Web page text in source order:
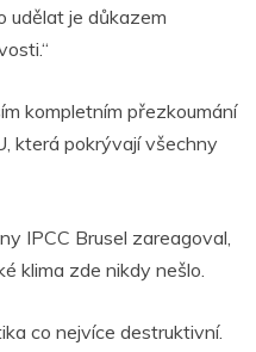
udělat je důkazem
kompletním přezkoumání
která pokrývají všechny
IPCC Brusel zareagoval,
klima zde nikdy nešlo.
co nejvíce destruktivní.